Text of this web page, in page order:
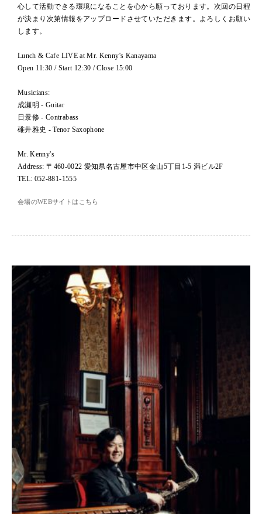
心して活動できる環境になることを心から願っております。次回の日程
が決まり次第情報をアップロードさせていただきます。よろしくお願い
します。
Lunch & Cafe LIVE at Mr. Kenny's Kanayama
Open 11:30 / Start 12:30 / Close 15:00
Musicians:
成瀬明 - Guitar
日景修 - Contrabass
碓井雅史 - Tenor Saxophone
Mr. Kenny's
Address: 〒460-0022 愛知県名古屋市中区金山5丁目1-5 満ビル2F
TEL: 052-881-1555
会場のWEBサイトはこちら